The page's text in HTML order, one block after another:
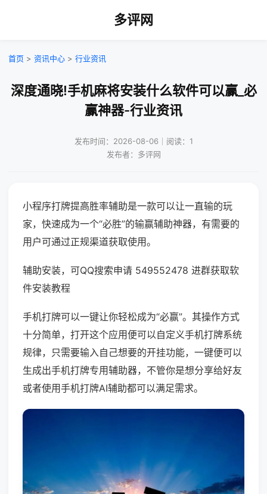
多评网
首页 > 资讯中心 > 行业资讯
深度通晓!手机麻将安装什么软件可以赢_必
赢神器-行业资讯
发布时间：2026-08-06｜阅读：1
发布者：多评网
小程序打牌提高胜率辅助是一款可以让一直输的玩
家，快速成为一个“必胜”的输赢辅助神器，有需要的
用户可通过正规渠道获取使用。
辅助安装，可QQ搜索申请 549552478 进群获取软
件安装教程
手机打牌可以一键让你轻松成为“必赢”。其操作方式
十分简单，打开这个应用便可以自定义手机打牌系统
规律，只需要输入自己想要的开挂功能，一键便可以
生成出手机打牌专用辅助器，不管你是想分享给好友
或者使用手机打牌AI辅助都可以满足需求。